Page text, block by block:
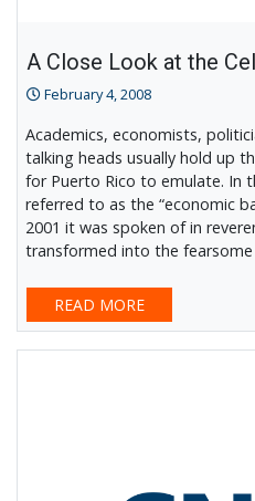
A Close Look at the
February 4, 2008
Academics, economists,
talking heads usually hold up
for Puerto Rico to emulate. In
referred to as the “economic
2001 it was spoken of in
transformed into the fearsome
READ MORE